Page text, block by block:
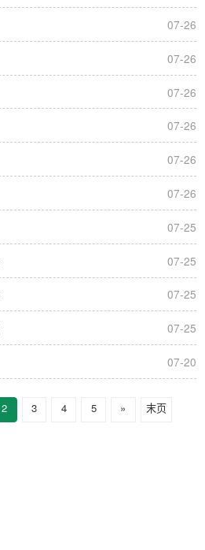
07-26
07-26
07-26
07-26
07-26
07-26
07-25
07-25
07-25
07-25
07-20
2 3 4 5 » 末页